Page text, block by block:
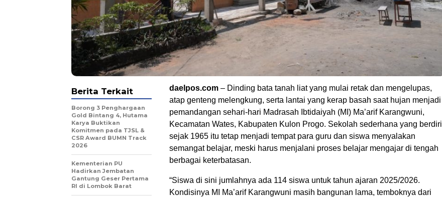
daelpos.com – Dinding bata tanah liat yang mulai retak dan mengelupas,
atap genteng melengkung, serta lantai yang kerap basah saat hujan menjadi
pemandangan sehari-hari Madrasah Ibtidaiyah (MI) Ma’arif Karangwuni,
Kecamatan Wates, Kabupaten Kulon Progo. Sekolah sederhana yang berdiri
sejak 1965 itu tetap menjadi tempat para guru dan siswa menyalakan
semangat belajar, meski harus menjalani proses belajar mengajar di tengah
berbagai keterbatasan.
“Siswa di sini jumlahnya ada 114 siswa untuk tahun ajaran 2025/2026.
Kondisinya MI Ma’arif Karangwuni masih bangunan lama, temboknya dari
Berita Terkait
Borong 3 Penghargaan
Gold Bintang 4, Hutama
Karya Buktikan
Komitmen pada TJSL &
CSR Award BUMN Track
2026
Kementerian PU
Hadirkan Jembatan
Gantung Geser Pertama
RI di Lombok Barat